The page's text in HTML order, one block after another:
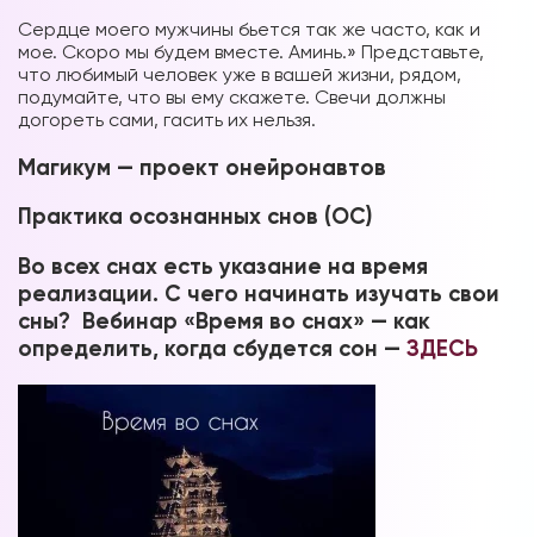
Сердце моего мужчины бьется так же часто, как и
мое. Скоро мы будем вместе. Аминь.» Представьте,
что любимый человек уже в вашей жизни, рядом,
подумайте, что вы ему скажете. Свечи должны
догореть сами, гасить их нельзя.
Магикум — проект онейронавтов
Практика осознанных снов (ОС)
Во всех снах есть указание на время
реализации. С чего начинать изучать свои
сны? Вебинар «Время во снах» — как
определить, когда сбудется сон — ЗДЕСЬ